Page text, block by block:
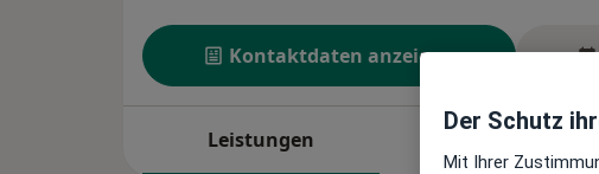
Kontaktdaten anzeigen
Leistungen
Der Schutz
Mit Ihrer